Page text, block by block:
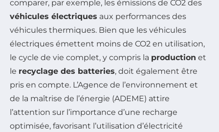
comparer, par exemple, les émissions de CO2 des
véhicules électriques aux performances des
véhicules thermiques. Bien que les véhicules
électriques émettent moins de CO2 en utilisation,
le cycle de vie complet, y compris la production et
le recyclage des batteries, doit également être
pris en compte. L’Agence de l’environnement et
de la maîtrise de l’énergie (ADEME) attire
l’attention sur l’importance d’une recharge
optimisée, favorisant l’utilisation d’électricité